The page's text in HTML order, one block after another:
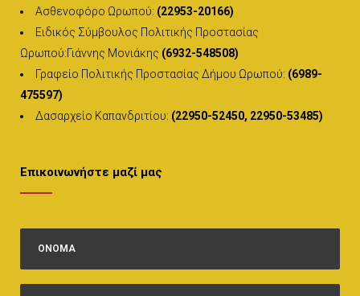
Ασθενοφόρο Ωρωπού: (22953-20166)
Ειδικός Σύμβουλος Πολιτικής Προστασίας
Ωρωπού:Γιάννης Μονιάκης (6932-548508)
Γραφείο Πολιτικής Προστασίας Δήμου Ωρωπού: (6989-
475597)
Δασαρχείο Καπανδριτίου: (22950-52450, 22950-53485)
Επικοινωνήστε μαζί μας